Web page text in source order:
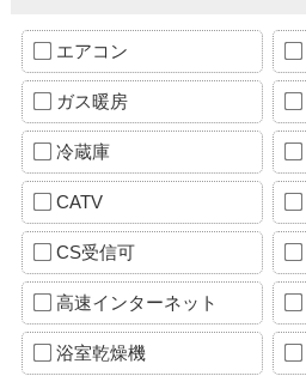
エアコン
ガス暖房
冷蔵庫
CATV
CS受信可
高速インターネット
浴室乾燥機